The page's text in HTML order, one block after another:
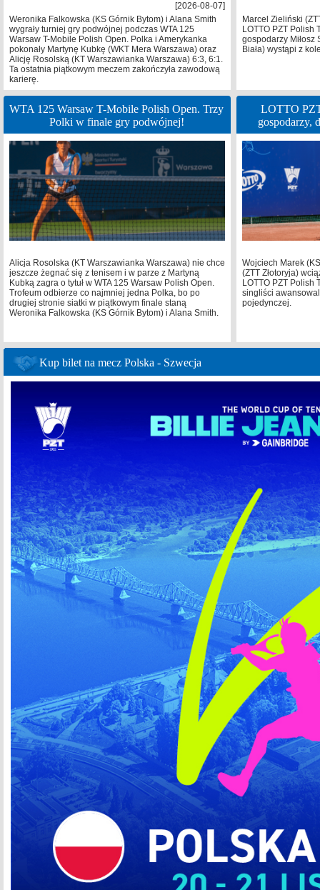
[2026-08-07]
Weronika Falkowska (KS Górnik Bytom) i Alana Smith
wygrały turniej gry podwójnej podczas WTA 125
Warsaw T-Mobile Polish Open. Polka i Amerykanka
pokonały Martynę Kubkę (WKT Mera Warszawa) oraz
Alicję Rosolską (KT Warszawianka Warszawa) 6:3, 6:1.
Ta ostatnia piątkowym meczem zakończyła zawodową
karierę.
Marcel Zieliński
LOTTO PZT Polish
gospodarzy Miłosz
Biała) wystąpi z
WTA 125 Warsaw T-Mobile Polish Open. Trzy
Polki w finale gry podwójnej!
Alicja Rosolska (KT Warszawianka Warszawa) nie chce
jeszcze żegnać się z tenisem i w parze z Martyną
Kubką zagra o tytuł w WTA 125 Warsaw Polish Open.
Trofeum odbierze co najmniej jedna Polka, bo po
drugiej stronie siatki w piątkowym finale staną
Weronika Falkowska (KS Górnik Bytom) i Alana Smith.
LOTTO
gospodarzy,
Wojciech Marek
(ZTT Złotoryja)
LOTTO PZT Polish
singliści
pojedynczej.
Kup bilet na mecz Polska - Szwecja